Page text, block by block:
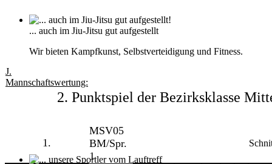
... auch im Jiu-Jitsu gut aufgestellt
Wir bieten Kampfkunst, Selbstverteidigung und Fitness.
J.
Mannschaftswertung:
2. Punktspiel der Bezirksklasse
1.
MSV05
BM/Spr.
1